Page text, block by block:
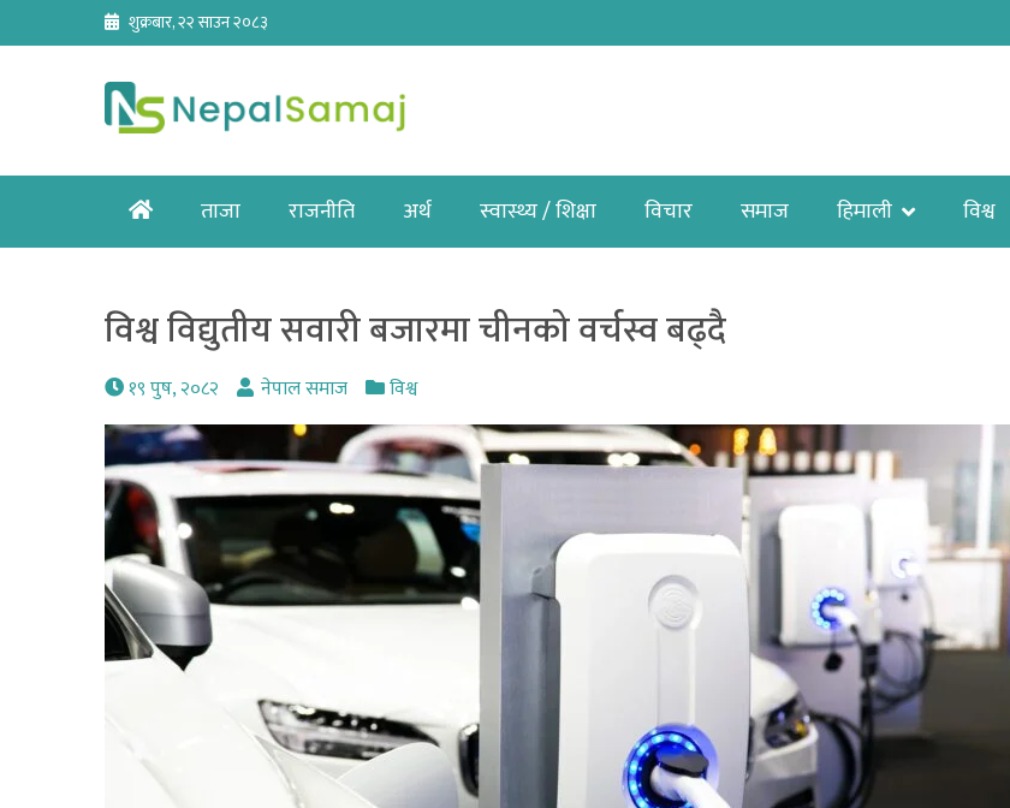
content
शुक्रबार, २२ साउन २०८३
Homeताजा राजनीति अर्थ स्वास्थ्य / शिक्षा विचार समाज हिमाली विश्व
विश्व विद्युतीय सवारी बजारमा चीनको वर्चस्व बढ्दै
१९ पुष, २०८२ नेपाल समाज विश्व